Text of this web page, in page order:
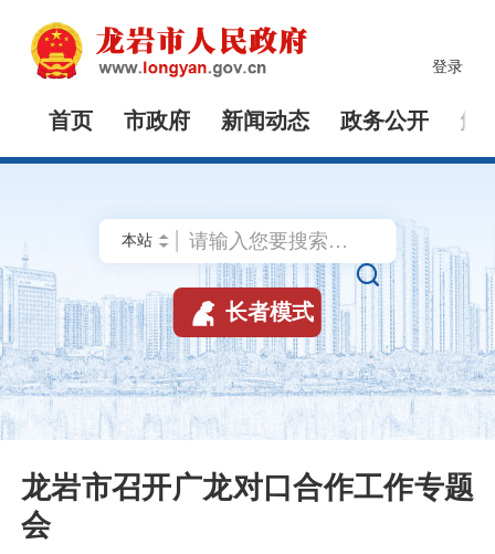
登录
首页 市政府 新闻动态 政务公开 解

 长者模式
龙岩市召开广龙对口合作工作专题
会